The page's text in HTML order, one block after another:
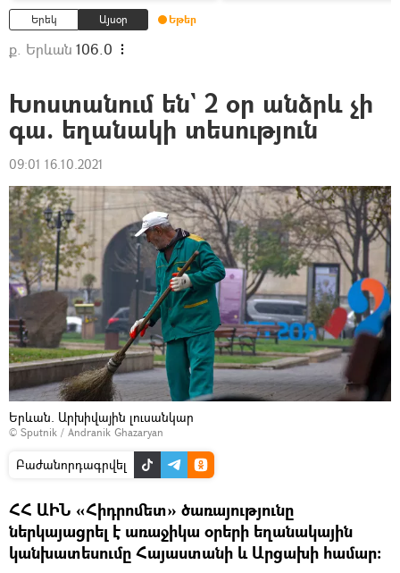
Երեկ Այսօր Եթեր
ք. Երևան 106.0
Խոստանում են` 2 օր անձրև չի
գա. եղանակի տեսություն
09:01 16.10.2021
Երևան. Արխիվային լուսանկար
© Sputnik / Andranik Ghazaryan
Բաժանորդագրվել
ՀՀ ԱԻՆ «Հիդրոմետ» ծառայությունը
ներկայացրել է առաջիկա օրերի եղանակային
կանխատեսումը Հայաստանի և Արցախի համար։